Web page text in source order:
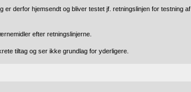
derfor hjemsendt og bliver testet jf. retningslinjen for testning af
efter retningslinjerne.
tiltag og ser ikke grundlag for yderligere.